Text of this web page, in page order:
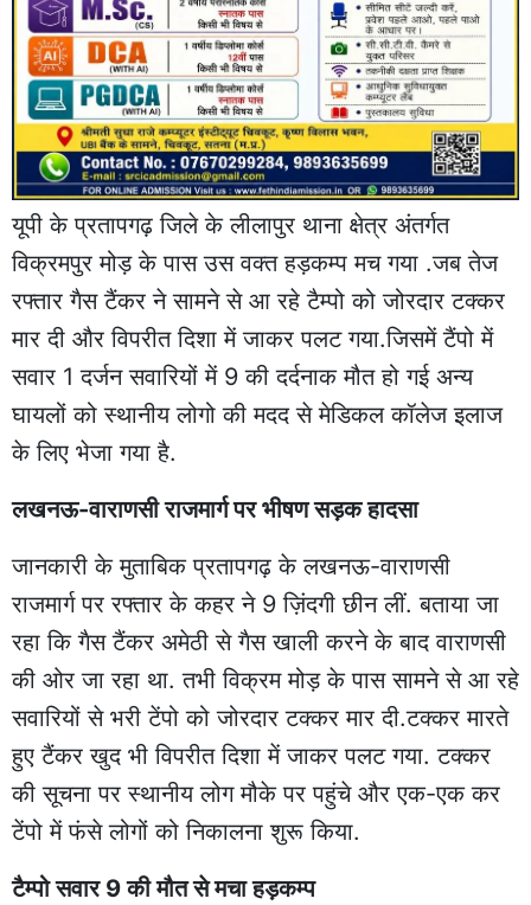
यूपी के प्रतापगढ़ जिले के लीलापुर थाना क्षेत्र अंतर्गत
विक्रमपुर मोड़ के पास उस वक्त हड़कम्प मच गया .जब तेज
रफ्तार गैस टैंकर ने सामने से आ रहे टैम्पो को जोरदार टक्कर
मार दी और विपरीत दिशा में जाकर पलट गया.जिसमें टैंपो में
सवार 1 दर्जन सवारियों में 9 की दर्दनाक मौत हो गई अन्य
घायलों को स्थानीय लोगो की मदद से मेडिकल कॉलेज इलाज
के लिए भेजा गया है.
लखनऊ-वाराणसी राजमार्ग पर भीषण सड़क हादसा
जानकारी के मुताबिक प्रतापगढ़ के लखनऊ-वाराणसी
राजमार्ग पर रफ्तार के कहर ने 9 ज़िंदगी छीन लीं. बताया जा
रहा कि गैस टैंकर अमेठी से गैस खाली करने के बाद वाराणसी
की ओर जा रहा था. तभी विक्रम मोड़ के पास सामने से आ रहे
सवारियों से भरी टेंपो को जोरदार टक्कर मार दी.टक्कर मारते
हुए टैंकर खुद भी विपरीत दिशा में जाकर पलट गया. टक्कर
की सूचना पर स्थानीय लोग मौके पर पहुंचे और एक-एक कर
टेंपो में फंसे लोगों को निकालना शुरू किया.
टैम्पो सवार 9 की मौत से मचा हड़कम्प